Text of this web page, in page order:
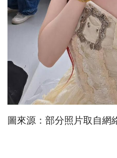
圖來源：部分照片取自網